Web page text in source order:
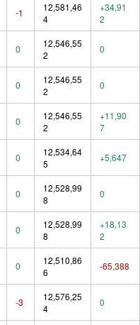
-1
12,581,46
4
+34,91
2
0
12,546,55
2
0
0
12,546,55
2
0
0
12,546,55
2
+11,90
7
0
12,534,64
5
+5,647
0
12,528,99
8
0
0
12,528,99
8
+18,13
2
0
12,510,86
6
-65,388
-3
12,576,25
4
0